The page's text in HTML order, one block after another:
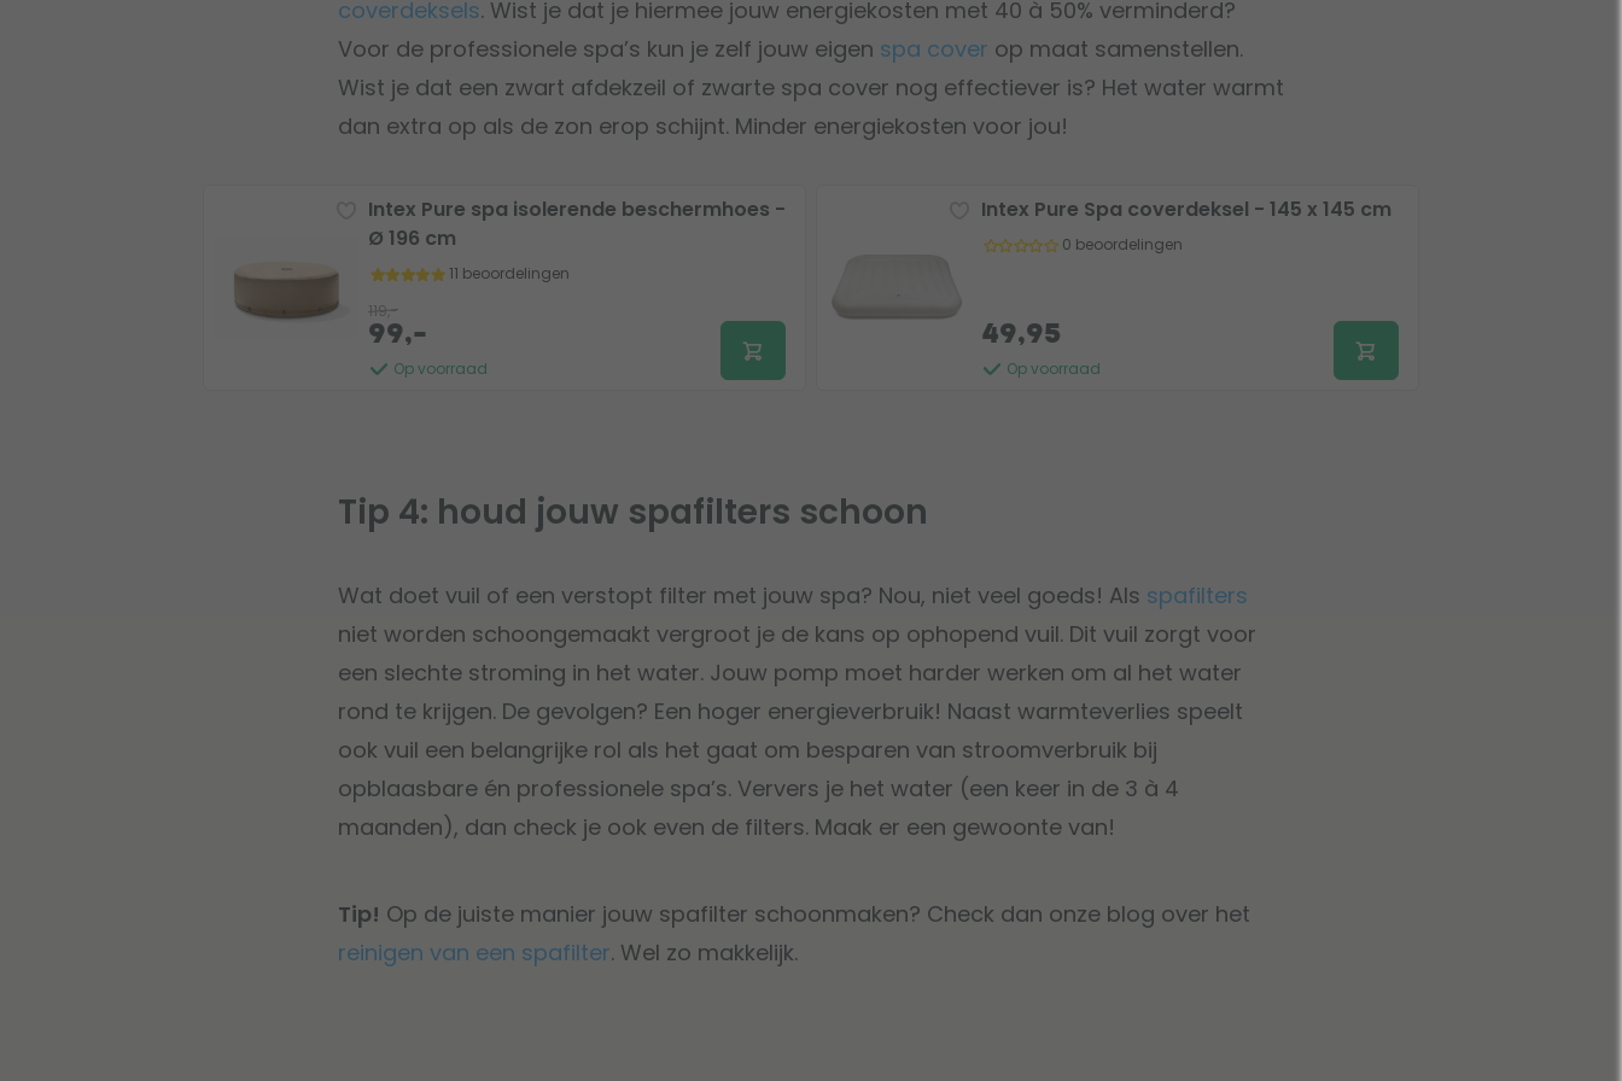
coverdeksels. Wist je dat je hiermee jouw energiekosten met 40 à 50% verminderd?
Voor de professionele spa’s kun je zelf jouw eigen spa cover op maat samenstellen.
Wist je dat een zwart afdekzeil of zwarte spa cover nog effectiever is? Het water warmt
dan extra op als de zon erop schijnt. Minder energiekosten voor jou!
Intex Pure spa isolerende beschermhoes -
Ø 196 cm
11 beoordelingen
Op voorraad
119,-
99,-
Intex Pure Spa coverdeksel - 145 x 145 cm
0 beoordelingen
Op voorraad
49,95
Tip 4: houd jouw spafilters schoon
Wat doet vuil of een verstopt filter met jouw spa? Nou, niet veel goeds! Als spafilters
niet worden schoongemaakt vergroot je de kans op ophopend vuil. Dit vuil zorgt voor
een slechte stroming in het water. Jouw pomp moet harder werken om al het water
rond te krijgen. De gevolgen? Een hoger energieverbruik! Naast warmteverlies speelt
ook vuil een belangrijke rol als het gaat om besparen van stroomverbruik bij
opblaasbare én professionele spa’s. Ververs je het water (een keer in de 3 à 4
maanden), dan check je ook even de filters. Maak er een gewoonte van!
Tip! Op de juiste manier jouw spafilter schoonmaken? Check dan onze blog over het
reinigen van een spafilter. Wel zo makkelijk.